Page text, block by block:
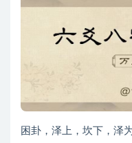
困卦，泽上，坎下，泽